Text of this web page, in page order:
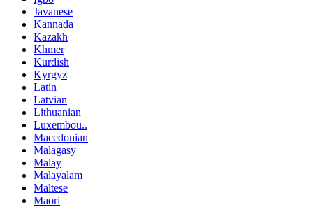
Javanese
Kannada
Kazakh
Khmer
Kurdish
Kyrgyz
Latin
Latvian
Lithuanian
Luxembou..
Macedonian
Malagasy
Malay
Malayalam
Maltese
Maori